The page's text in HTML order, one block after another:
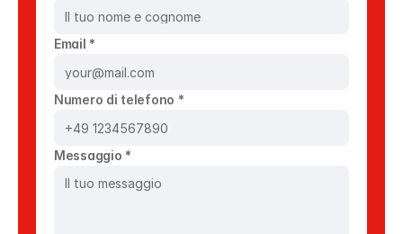
Email *
Numero di telefono *
Messaggio *